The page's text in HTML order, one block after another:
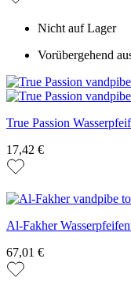
Nicht auf Lager
Vorübergehend
True Passion
17,42 €
Al-Fakher
67,01 €